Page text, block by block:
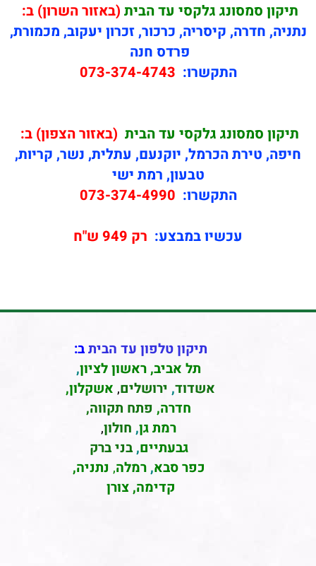
תיקון סמסונג גלקסי עד הבית (באזור השרון) ב:
נתניה, חדרה, קיסריה, כרכור, זכרון יעקוב, מכמורת,
פרדס חנה
התקשרו: 073-374-4743
תיקון סמסונג גלקסי עד הבית (באזור הצפון) ב:
חיפה, טירת הכרמל, יוקנעם, עתלית, נשר, קריות,
טבעון, רמת ישי
התקשרו: 073-374-4990
עכשיו במבצע: רק 949 ש"ח
תיקון טלפון עד הביתב:
תל אביב, ראשון לציון,
אשדוד, ירושלים, אשקלון,
חדרה, פתח תקווה,
רמת גן, חולון,
גבעתיים,בני ברק
כפר סבא,רמלה, נתניה,
קדימה, צורן